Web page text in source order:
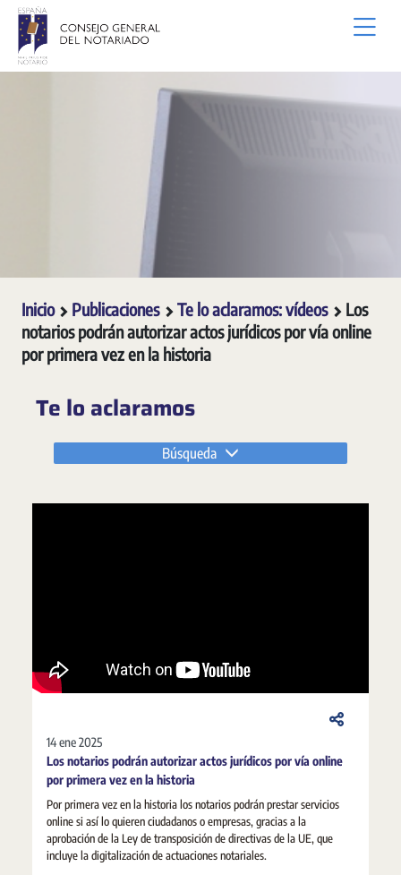
Saltar al contenido principal
Inicio Publicaciones Te lo aclaramos: vídeos
Los
notarios podrán autorizar actos jurídicos por vía online
por primera vez en la historia
Te lo aclaramos
Búsqueda
14 ene 2025
Los notarios podrán autorizar actos jurídicos por vía online
por primera vez en la historia
Por primera vez en la historia los notarios podrán prestar servicios
online si así lo quieren ciudadanos o empresas, gracias a la
aprobación de la Ley de transposición de directivas de la UE, que
incluye la digitalización de actuaciones notariales.